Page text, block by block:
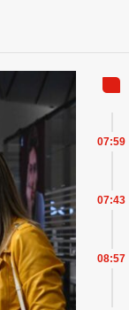
07:59
07:43
08:57